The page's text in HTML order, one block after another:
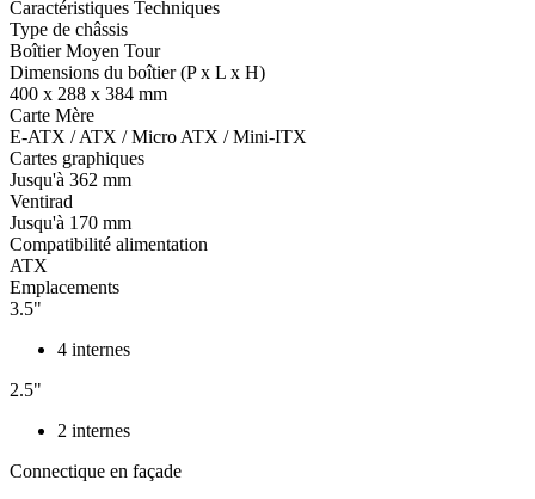
Caractéristiques Techniques
Type de châssis
Boîtier Moyen Tour
Dimensions du boîtier (P x L x H)
400 x 288 x 384 mm
Carte Mère
E-ATX / ATX / Micro ATX / Mini-ITX
Cartes graphiques
Jusqu'à 362 mm
Ventirad
Jusqu'à 170 mm
Compatibilité alimentation
ATX
Emplacements
3.5"
4 internes
2.5"
2 internes
Connectique en façade